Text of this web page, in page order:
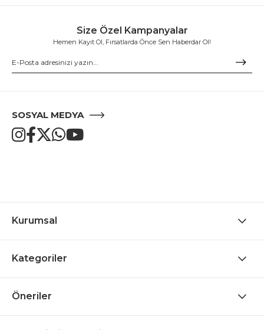
Size Özel Kampanyalar
Hemen Kayıt Ol, Fırsatlarda Önce Sen Haberdar Ol!
SOSYAL MEDYA
Kurumsal
Kategoriler
Öneriler